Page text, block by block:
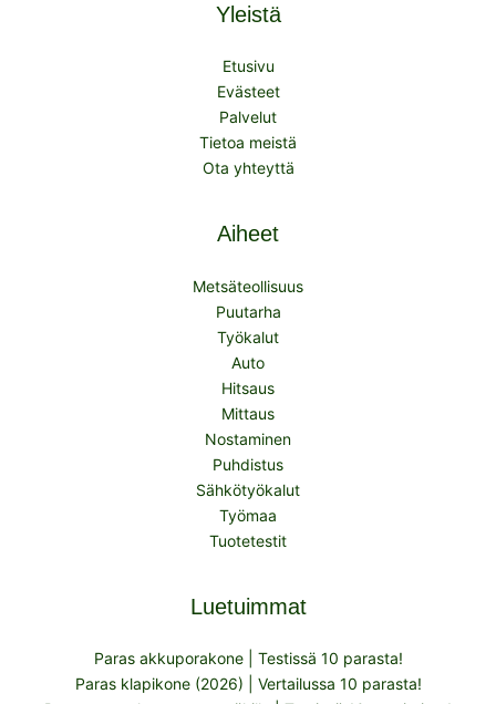
Yleistä
Etusivu
Evästeet
Palvelut
Tietoa meistä
Ota yhteyttä
Aiheet
Metsäteollisuus
Puutarha
Työkalut
Auto
Hitsaus
Mittaus
Nostaminen
Puhdistus
Sähkötyökalut
Työmaa
Tuotetestit
Luetuimmat
Paras akkuporakone | Testissä 10 parasta!
Paras klapikone (2026) | Vertailussa 10 parasta!